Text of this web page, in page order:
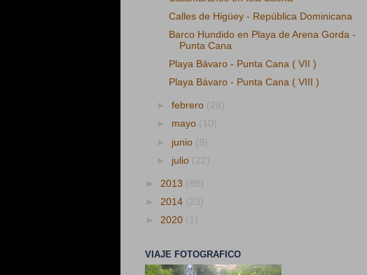
Calles de Higüey - República Dominicana
Barco Hundido en Playa de Arena Gorda -
Punta Cana
Playa Bávaro - Punta Cana ( VII )
Playa Bávaro - Punta Cana ( VIII )
►febrero (28)
► mayo (10)
► junio (9)
► julio (22)
► 2013 (89)
► 2014 (23)
► 2020 (1)
VIAJE FOTOGRAFICO